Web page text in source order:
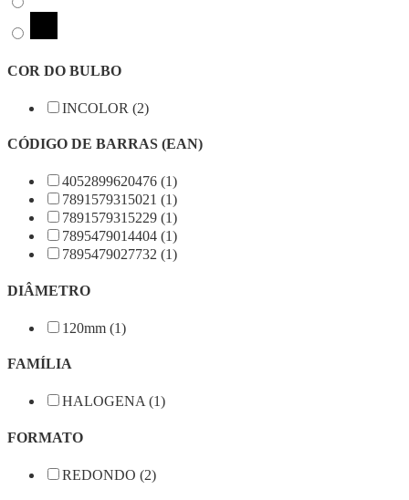
COR DO BULBO
INCOLOR (2)
CÓDIGO DE BARRAS (EAN)
4052899620476 (1)
7891579315021 (1)
7891579315229 (1)
7895479014404 (1)
7895479027732 (1)
DIÂMETRO
120mm (1)
FAMÍLIA
HALOGENA (1)
FORMATO
REDONDO (2)